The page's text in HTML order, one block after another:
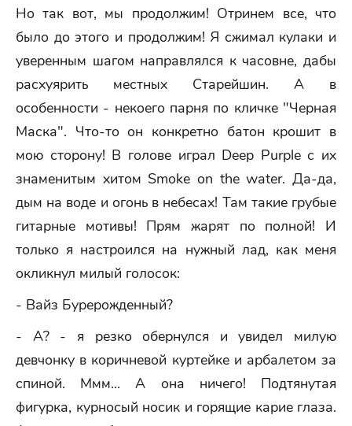
Но так вот, мы продолжим! Отринем все, что
было до этого и продолжим! Я сжимал кулаки и
уверенным шагом направлялся к часовне, дабы
расхуярить местных Старейшин. А в
особенности - некоего парня по кличке "Черная
Маска". Что-то он конкретно батон крошит в
мою сторону! В голове играл Deep Purple с их
знаменитым хитом Smoke on the water. Да-да,
дым на воде и огонь в небесах! Там такие грубые
гитарные мотивы! Прям жарят по полной! И
только я настроился на нужный лад, как меня
окликнул милый голосок:
- Вайз Бурерожденный?
- А? - я резко обернулся и увидел милую
девчонку в коричневой куртейке и арбалетом за
спиной. Ммм... А она ничего! Подтянутая
фигурка, курносый носик и горящие карие глаза.